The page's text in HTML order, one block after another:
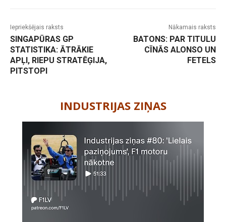
Iepriekšējais raksts
SINGAPŪRAS GP
STATISTIKA: ĀTRĀKIE
APĻI, RIEPU STRATĒĢIJA,
PITSTOPI
Nākamais raksts
BATONS: PAR TITULU
CĪNĀS ALONSO UN
FETELS
INDUSTRIJAS ZIŅAS